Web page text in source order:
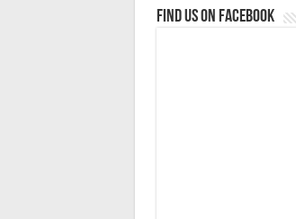
Find us on Facebook